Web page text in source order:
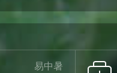
易中暑